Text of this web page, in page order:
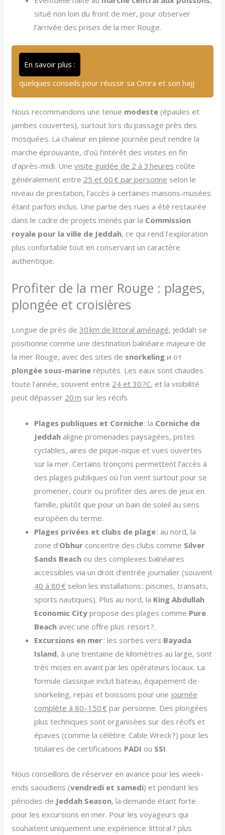
situé non loin du front de mer, pour observer
l’arrivée des prises de la mer Rouge.
En savoir plus :
quelques conseils pour réussir sa Omra et son hajj
Nous recommandons une tenue modeste (épaules et
jambes couvertes), surtout lors du passage près des
mosquées. La chaleur en pleine journée peut rendre la
marche éprouvante, d’où l’intérêt des visites en fin
d’après-midi. Unevisite guidée de 2 à 3 heures coûte
généralement entre 25 et 60 € par personne selon le
niveau de prestation, l’accès à certaines maisons-musées
étant parfois inclus. Une partie des rues a été restaurée
dans le cadre de projets menés par la Commission
royale pour la ville de Jeddah, ce qui rend l’exploration
plus confortable tout en conservant un caractère
authentique.
Profiter de la mer Rouge : plages,
plongée et croisières
Longue de près de30 km de littoral aménagé, Jeddah se
positionne comme une destination balnéaire majeure de
la mer Rouge, avec des sites de snorkeling и от
plongée sous-marine réputés. Les eaux sont chaudes
toute l’année, souvent entre 24 et 30 ?C, et la visibilité
peut dépasser 20 m sur les récifs.
Plages publiques et Corniche: la Corniche de
Jeddah aligne promenades paysagées, pistes
cyclables, aires de pique-nique et vues ouvertes
sur la mer. Certains tronçons permettent l’accès à
des plages publiques où l’on vient surtout pour se
promener, courir ou profiter des aires de jeux en
famille, plutôt que pour un bain de soleil au sens
européen du terme.
Plages privées et clubs de plage: au nord, la
zone d’Obhur concentre des clubs comme Silver
Sands Beach ou des complexes balnéaires
accessibles via un droit d’entrée journalier (souvent
40 à 80 € selon les installations : piscines, transats,
sports nautiques). Plus au nord, la King Abdullah
Economic City propose des plages comme Pure
Beach avec une offre plus resort ?.
Excursions en mer: les sorties vers Bayada
Island, à une trentaine de kilomètres au large, sont
très mises en avant par les opérateurs locaux. La
formule classique inclut bateau, équipement de
snorkeling, repas et boissons pour une journée
complète à 80–150 € par personne. Des plongées
plus techniques sont organisées sur des récifs et
épaves (comme la célèbre Cable Wreck ?) pour les
titulaires de certifications PADI ou SSI.
Nous conseillons de réserver en avance pour les week-
ends saoudiens (vendredi et samedi) et pendant les
périodes de Jeddah Season, la demande étant forte
pour les excursions en mer. Pour les voyageurs qui
souhaitent uniquement une expérience littoral ? plus